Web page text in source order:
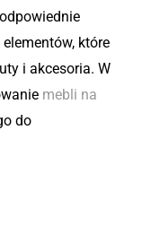
które
i akcesoria. W
mebli na
do